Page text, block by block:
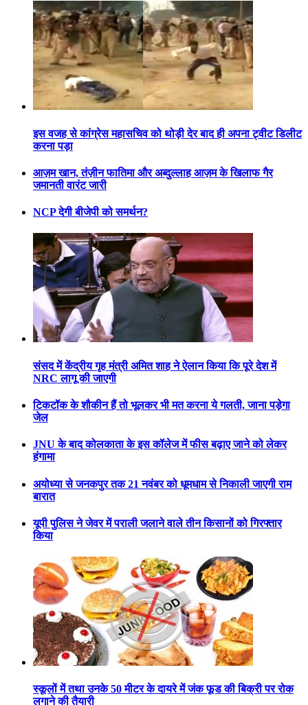
इस वजह से कांग्रेस महासचिव को थोड़ी देर बाद ही अपना ट्वीट डिलीट
करना पड़ा
आज़म खान, तंज़ीन फातिमा और अब्दुल्लाह आज़म के खिलाफ गैर
जमानती वारंट जारी
NCP देगी बीजेपी को समर्थन?
संसद में केंद्रीय गृह मंत्री अमित शाह ने ऐलान किया कि पूरे देश में
NRC लागू की जाएगी
टिकटॉक के शौकीन हैं तो भूलकर भी मत करना ये गलती, जाना पड़ेगा
जेल
JNU के बाद कोलकाता के इस कॉलेज में फीस बढ़ाए जाने को लेकर
हंगामा
अयोध्या से जनकपुर तक 21 नवंबर को धूमधाम से निकाली जाएगी राम
बारात
यूपी पुलिस ने जेवर में पराली जलाने वाले तीन किसानों को गिरफ्तार
किया
स्कूलों में तथा उनके 50 मीटर के दायरे में जंक फूड की बिक्री पर रोक
लगाने की तैयारी